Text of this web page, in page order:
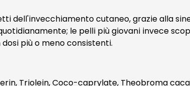
dell'invecchiamento cutaneo, grazie alla
le pelli più giovani invece
più o meno consistenti.
Triolein, Coco-caprylate, Theobroma